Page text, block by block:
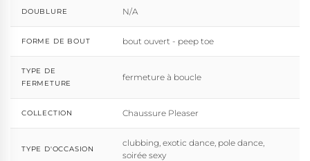
DOUBLURE N/A
FORME DE BOUT bout ouvert - peep toe
TYPE DE
FERMETURE
fermeture à boucle
COLLECTION Chaussure Pleaser
TYPE D'OCCASION
clubbing, exotic dance, pole dance,
soirée sexy